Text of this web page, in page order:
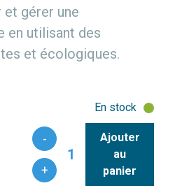
gérer une
en utilisant des
et écologiques.
En stock
Ajouter
au
panier
-
+
1